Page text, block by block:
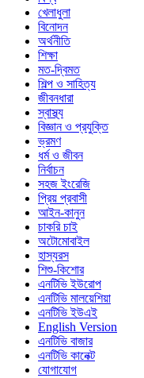
খেলাধুলা
বিনোদন
অর্থনীতি
শিক্ষা
মত-দ্বিমত
শিল্প ও সাহিত্য
জীবনধারা
স্বাস্থ্য
বিজ্ঞান ও প্রযুক্তি
ভ্রমণ
ধর্ম ও জীবন
নির্বাচন
সহজ ইংরেজি
প্রিয় প্রবাসী
আইন-কানুন
চাকরি চাই
অটোমোবাইল
হাস্যরস
শিশু-কিশোর
এনটিভি ইউরোপ
এনটিভি মালয়েশিয়া
এনটিভি ইউএই
English Version
এনটিভি বাজার
এনটিভি কানেক্ট
যোগাযোগ